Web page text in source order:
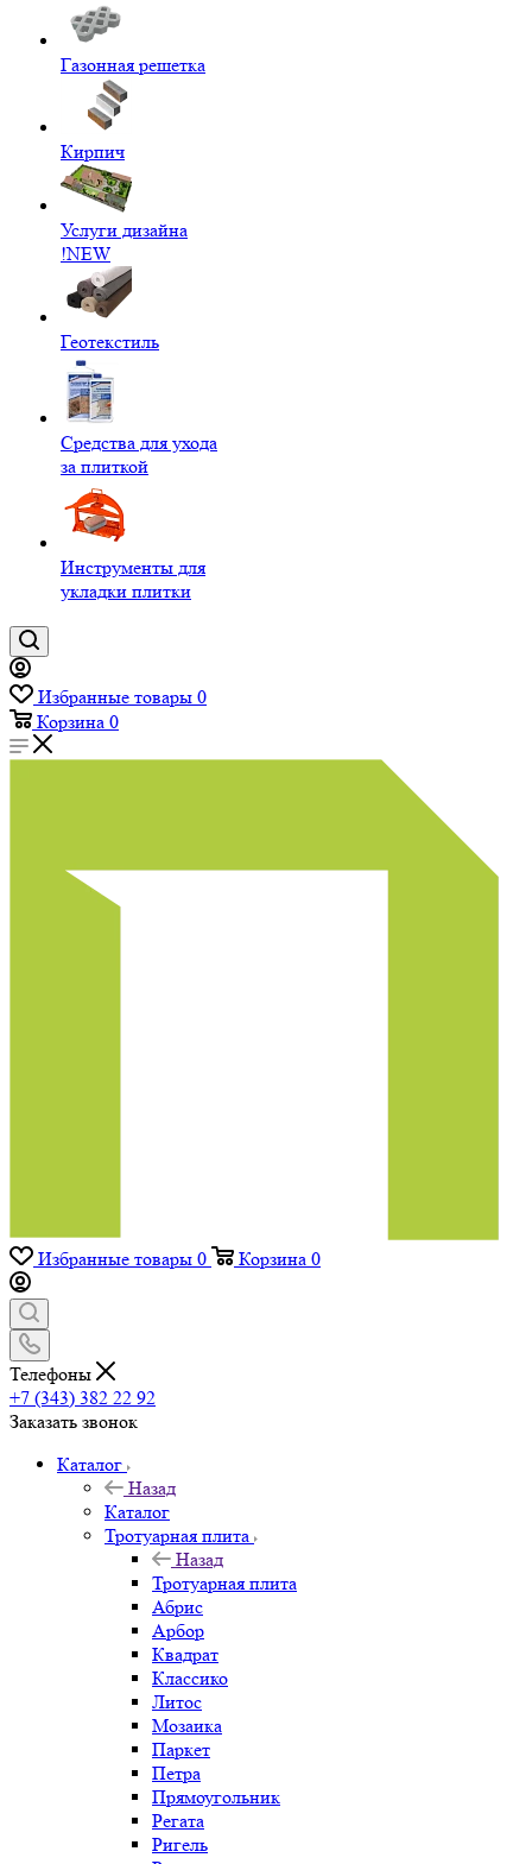
Газонная решетка
Кирпич
Услуги дизайна
!NEW
Геотекстиль
Средства для ухода
за плиткой
Инструменты для
укладки плитки
Избранные товары 0
Корзина 0
Избранные товары 0 Корзина 0
Телефоны
+7 (343) 382 22 92
Заказать звонок
Каталог
Назад
Каталог
Тротуарная плита
Назад
Тротуарная плита
Абрис
Арбор
Квадрат
Классико
Литос
Мозаика
Паркет
Петра
Прямоугольник
Регата
Ригель